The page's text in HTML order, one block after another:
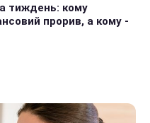
тиждень: кому
прорив, а кому -